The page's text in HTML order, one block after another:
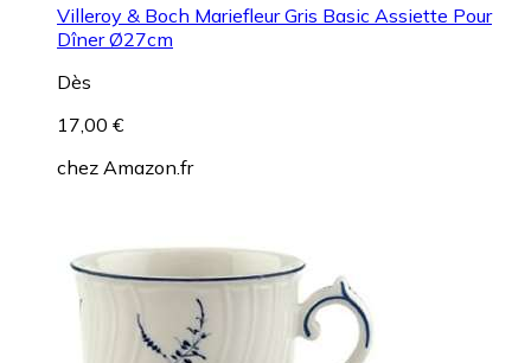
Villeroy & Boch Mariefleur Gris Basic Assiette Pour
Dîner Ø27cm
Dès
17,00 €
chez Amazon.fr